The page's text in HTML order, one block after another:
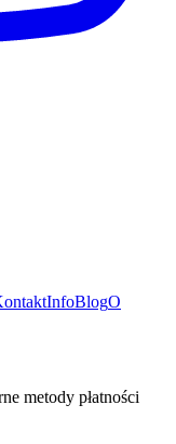
InfoBlogO
metody płatności